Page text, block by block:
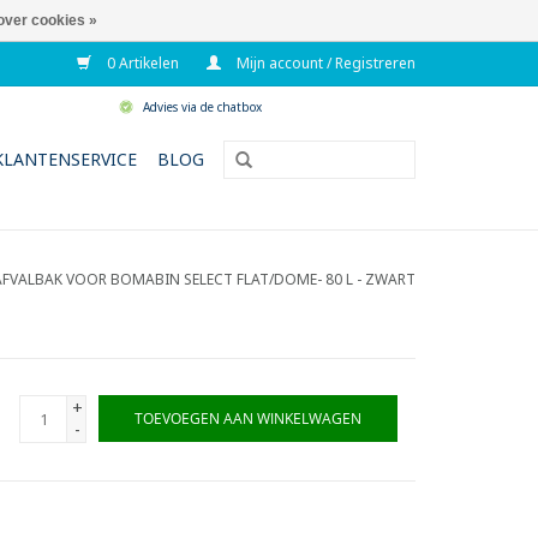
0 Artikelen Mijn account / Registreren
Advies via de chatbox
BLOG
VOOR BOMABIN SELECT FLAT/DOME- 80 L - ZWART
+
-
TOEVOEGEN AAN WINKELWAGEN
cookies »